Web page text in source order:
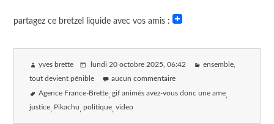
partagez ce bretzel liquide avec vos amis :
yves brette lundi 20 octobre 2025 , 06:42 ensemble,
tout devient pénible aucun commentaire
Agence France-Brette gif animés avez-vous donc une ame
justice Pikachu politique video